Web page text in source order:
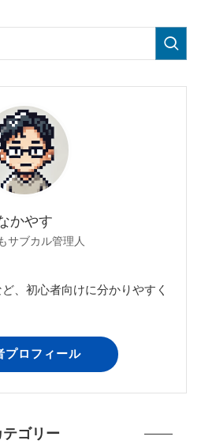
かやす
サブカル管理人
、初心者向けに分かりやすく
プロフィール
テゴリー